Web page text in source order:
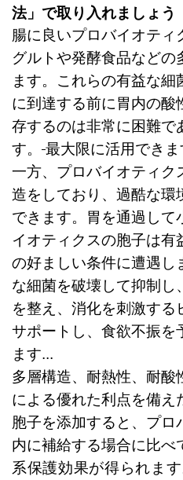
法」で取り入れましょう
腸に良いプロバイオテ
グルトや発酵食品などの
ます。これらの有益な
に到達する前に胃内の酸
存するのは非常に困難で
す。
最大限に活用できま
一方、プロバイオティク
造をしており、過酷な環
できます。胃を通過して
イオティクスの胞子は有
の好ましい条件に遭遇し
な細菌を破壊して抑制し
を整え、消化を刺激する
サポートし、食欲不振を
ます...
多層構造、耐熱性、耐酸
による優れた利点を備え
胞子を添加すると、プ
内に補給する場合に比べ
系保護効果が得られま